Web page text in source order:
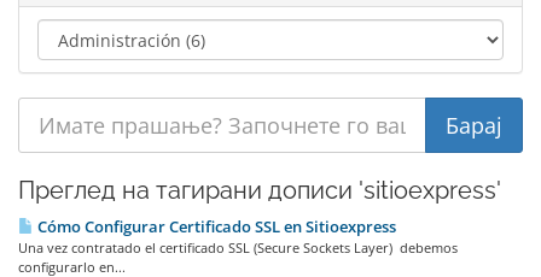
Преглед на тагирани дописи 'sitioexpress'
Cómo Configurar Certificado SSL en Sitioexpress
Una vez contratado el certificado SSL (Secure Sockets Layer) debemos
configurarlo en...